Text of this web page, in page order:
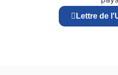
Lettre de